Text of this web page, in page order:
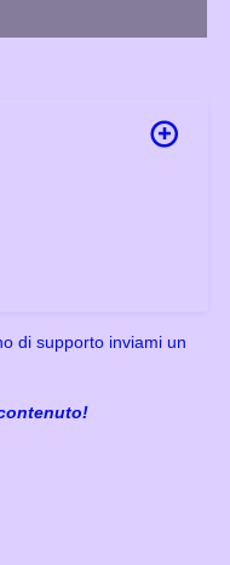
di supporto inviami un